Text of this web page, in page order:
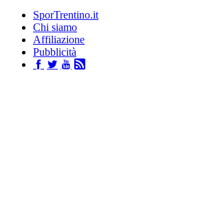
SporTrentino.it
Chi siamo
Affiliazione
Pubblicità